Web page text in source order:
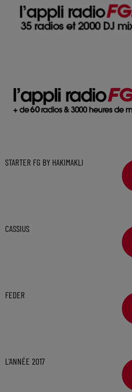
STARTER FG BY HAKIMAKLI
CASSIUS
FEDER
L'ANNÉE 2017